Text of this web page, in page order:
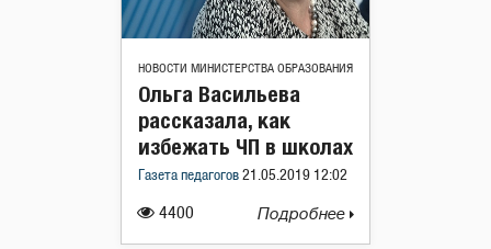
НОВОСТИ МИНИСТЕРСТВА ОБРАЗОВАНИЯ
4400
Ольга Васильева
рассказала, как
избежать ЧП в школах
Газета педагогов 21.05.2019 12:02
Подробнее